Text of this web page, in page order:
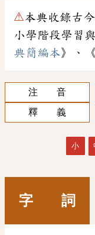
⚠本典收錄古今
小學階段學習
典簡編本》、《
注 音
釋 義
小
字 詞